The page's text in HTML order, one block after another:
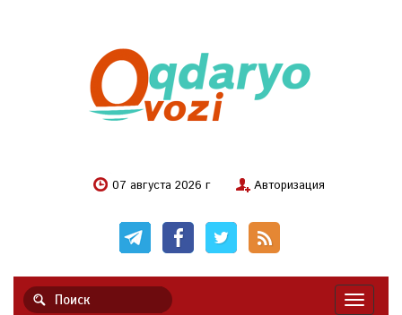
07 августа 2026 г Авторизация